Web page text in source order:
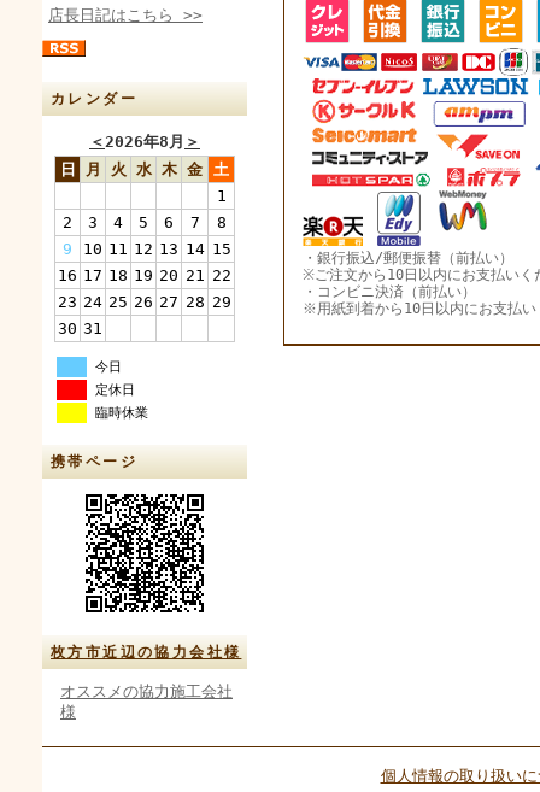
店長日記はこちら >>
カレンダー
＜2026年8月 ＞
日
月 火 水 木 金 土
1
2
3 4 5 6 7
8
9
10 11 12 13 14 15
16 17 18 19 20 21 22
23 24 25 26 27 28 29
30 31
今日
定休日
臨時休業
携帯ページ
枚方市近辺の協力会社様
オススメの協力施工会社
様
・銀行振込/郵便振替（前払い）
※ご注文から10日以内にお支払いく
・コンビニ決済（前払い）
※用紙到着から10日以内にお支払い
個人情報の取り扱い